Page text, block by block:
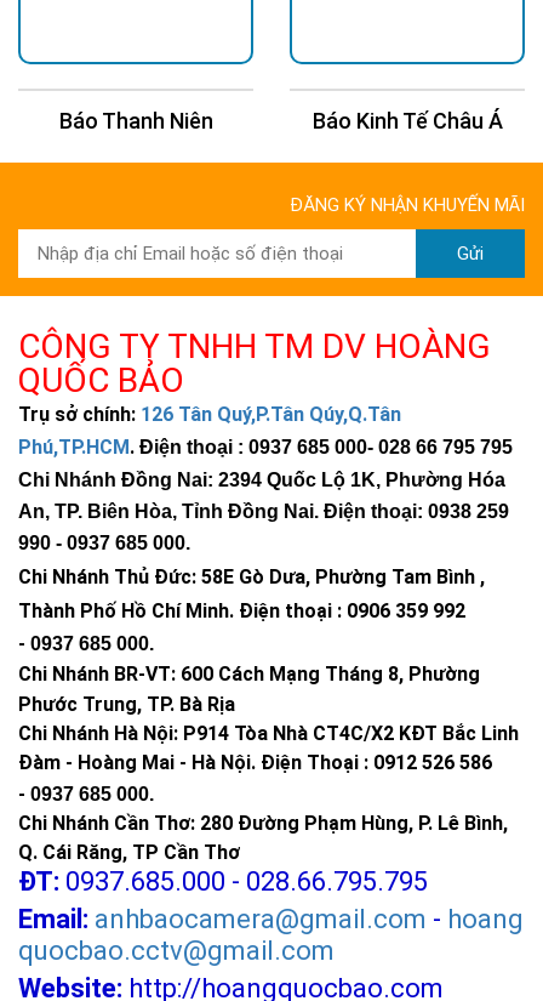
Báo Thanh Niên Báo Kinh Tế Châu Á
ĐĂNG KÝ NHẬN KHUYẾN MÃI
Gửi
CÔNG TY TNHH TM DV HOÀNG
QUỐC BẢO
Trụ sở chính: 126 Tân Quý,P.Tân Qúy,Q.Tân
Phú,TP.HCM . Điện thoại : 0937 685 000- 028 66 795 795
Chi Nhánh Đồng Nai: 2394 Quốc Lộ 1K, Phường Hóa
An, TP. Biên Hòa, Tỉnh Đồng Nai. Điện thoại: 0938 259
990 - 0937 685 000.
Chi Nhánh Thủ Đức: 58E Gò Dưa, Phường Tam Bình ,
Thành Phố Hồ Chí Minh. Điện thoại : 0906 359 992
- 0937 685 000.
Chi Nhánh BR-VT: 600 Cách Mạng Tháng 8, Phường
Phước Trung, TP. Bà Rịa
Chi Nhánh Hà Nội: P914 Tòa Nhà CT4C/X2 KĐT Bắc Linh
Đàm - Hoàng Mai - Hà Nội. Điện Thoại : 0912 526 586
- 0937 685 000.
Chi Nhánh Cần Thơ: 280 Đường Phạm Hùng, P. Lê Bình,
Q. Cái Răng, TP Cần Thơ
ĐT: 0937.685.000 - 028.66.795.795
Email: anhbaocamera@gmail.com - hoang
quocbao.cctv@gmail.com
Website: http://hoangquocbao.com